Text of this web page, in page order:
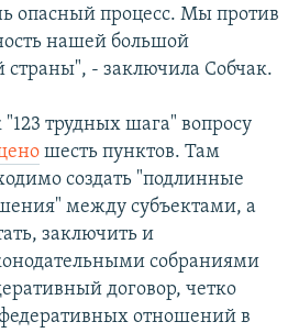
опасный процесс. Мы против
нашей большой
- заключила Собчак.
трудных шага" вопросу
шесть пунктов. Там
создать "подлинные
между субъектами, а
заключить и
собраниями
договор, четко
отношений в